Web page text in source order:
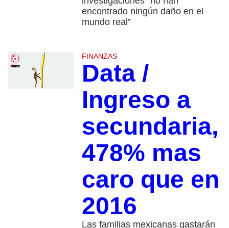
encontrado ningún daño en el
mundo real”
FINANZAS
Data /
Ingreso a
secundaria,
478% mas
caro que en
2016
Las familias mexicanas gastarán